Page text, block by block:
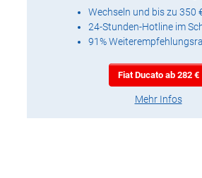
Wechseln und bis zu 350
24-Stunden-Hotline im
91%
Fiat Ducato ab 282 €
Mehr Infos